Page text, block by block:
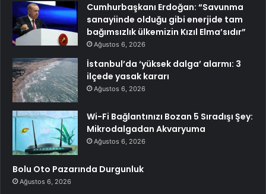
Cumhurbaşkanı Erdoğan: “Savunma
sanayiinde olduğu gibi enerjide tam
bağımsızlık ülkemizin Kızıl Elma’sıdır”
Ağustos 6, 2026
İstanbul’da ‘yüksek dalga’ alarmı: 3
ilçede yasak kararı
Ağustos 6, 2026
Wi-Fi Bağlantınızı Bozan 5 Sıradışı Şey:
Mikrodalgadan Akvaryuma
Ağustos 6, 2026
Bolu Oto Pazarında Durgunluk
Ağustos 6, 2026